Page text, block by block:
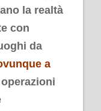
la realtà
con
da
a